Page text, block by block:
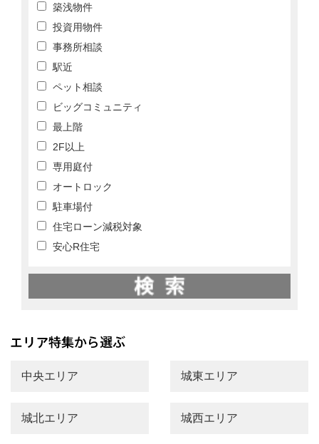
築浅物件
投資用物件
事務所相談
駅近
ペット相談
ビッグコミュニティ
最上階
2F以上
専用庭付
オートロック
駐車場付
住宅ローン減税対象
安心R住宅
中央エリア 城東エリア
城北エリア 城西エリア